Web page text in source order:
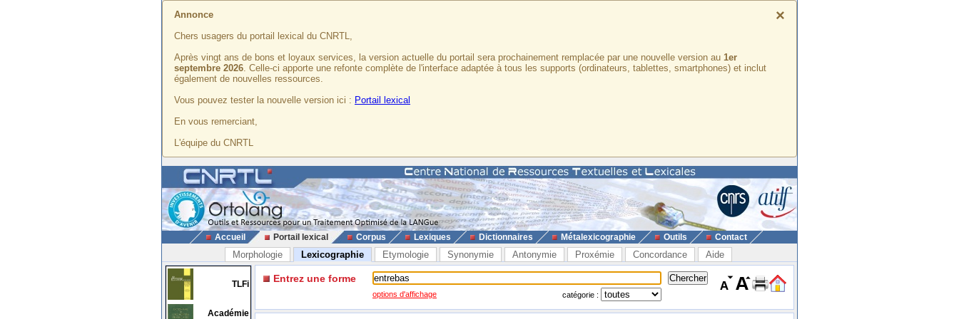
×
Annonce
Chers usagers du portail lexical du CNRTL,
Après vingt ans de bons et loyaux services, la version actuelle du portail sera prochainement remplacée par une nouvelle version au 1er
septembre 2026. Celle-ci apporte une refonte complète de l'interface adaptée à tous les supports (ordinateurs, tablettes, smartphones) et inclut
également de nouvelles ressources.
Vous pouvez tester la nouvelle version ici : Portail lexical
En vous remerciant,
L'équipe du CNRTL
Accueil Portail lexical Corpus Lexiques Dictionnaires Métalexicographie Outils Contact
Morphologie Lexicographie Etymologie Synonymie Antonymie Proxémie Concordance Aide
TLFi
Académie
Entrez une forme
options d'affichage catégorie :